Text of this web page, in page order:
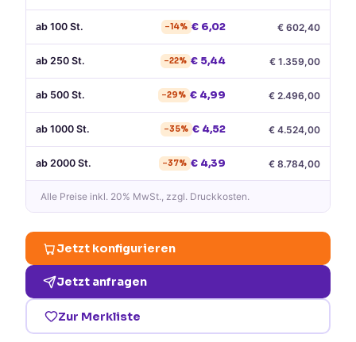
ab 100 St. −14% € 6,02 € 602,40
ab 250 St. −22% € 5,44 € 1.359,00
ab 500 St. −29% € 4,99 € 2.496,00
ab 1000 St. −35% € 4,52 € 4.524,00
ab 2000 St. −37% € 4,39 € 8.784,00
Alle Preise inkl. 20% MwSt., zzgl. Druckkosten.
Jetzt konfigurieren
Jetzt anfragen
Zur Merkliste